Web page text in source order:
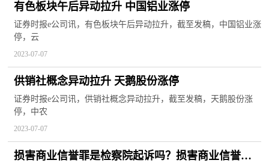
有色板块午后异动拉升 中国铝业涨停
证券时报e公司讯，有色板块午后异动拉升，截至发稿，中国铝业涨
停，云
2023-07-07
供销社概念异动拉升 天鹅股份涨停
证券时报e公司讯，供销社概念异动拉升，截至发稿，天鹅股份涨
停，中农
2023-07-07
损害商业信誉罪是检察院起诉吗？损害商业信誉罪